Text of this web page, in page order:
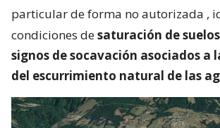
particular de forma no autorizada ,
condiciones desaturación de
signos de socavación asociados a
del escurrimiento natural de las